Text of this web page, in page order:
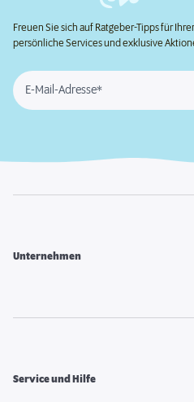
Freuen Sie sich auf Ratgeber-Tipps für
persönliche Services und exklusive
E-Mail-Adresse*
Unternehmen
Service und Hilfe